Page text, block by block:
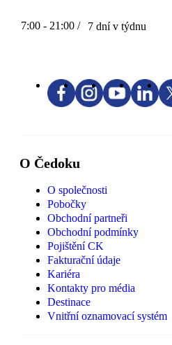
7:00 - 21:00 / 7 dní v týdnu
O Čedoku
O společnosti
Pobočky
Obchodní partneři
Obchodní podmínky
Pojištění CK
Fakturační údaje
Kariéra
Kontakty pro média
Destinace
Vnitřní oznamovací systém